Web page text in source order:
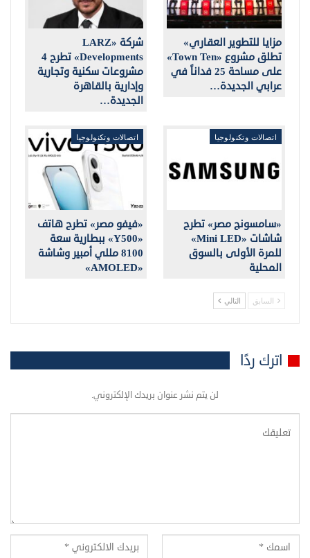
مزايا للتطوير العقاري»
تطلق مشروع «Town Ten»
على مساحة 25 فداناً في
عرابي الجديدة…
شركة «LARZ
Developments» تطرح 4
مشروعات سكنية وتجارية
وإدارية بالقاهرة
الجديدة…
اتصالات وتكنولوجيا
«سامسونج مصر» تطرح
شاشات «Mini LED»
للمرة الأولى بالسوق
المحلية
اتصالات وتكنولوجيا
«فيفو مصر» تطرح هاتف
«Y500» ببطارية سعة
8100 مللي أمبير وشاشة
«AMOLED»
السابق التالي
اترك ردًا
لن يتم نشر عنوان بريدك الإلكتروني.